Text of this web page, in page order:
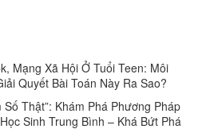
Mạng Xã Hội Ở Tuổi Teen: Môi
Quyết Bài Toán Này Ra Sao?
Thật”: Khám Phá Phương Pháp
Sinh Trung Bình – Khá Bứt Phá